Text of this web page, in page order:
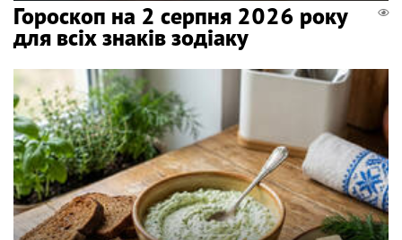
Гороскоп на 2 серпня 2026 року
для всіх знаків зодіаку